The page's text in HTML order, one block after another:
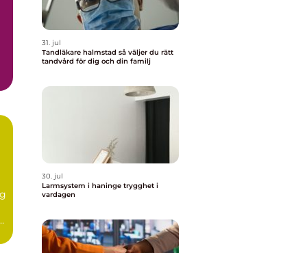
31. jul
Tandläkare halmstad så väljer du rätt
tandvård för dig och din familj
30. jul
Larmsystem i haninge trygghet i
vardagen